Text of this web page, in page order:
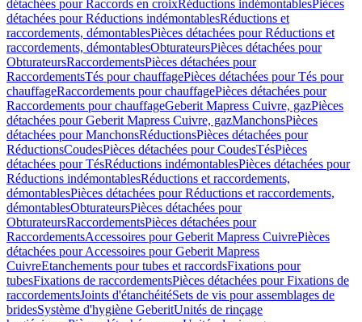
détachées pour Raccords en croixRéductions indémontablesPièces
détachées pour Réductions indémontablesRéductions et
raccordements, démontablesPièces détachées pour Réductions et
raccordements, démontablesObturateursPièces détachées pour
ObturateursRaccordementsPièces détachées pour
RaccordementsTés pour chauffagePièces détachées pour Tés pour
chauffageRaccordements pour chauffagePièces détachées pour
Raccordements pour chauffageGeberit Mapress Cuivre, gazPièces
détachées pour Geberit Mapress Cuivre, gazManchonsPièces
détachées pour ManchonsRéductionsPièces détachées pour
RéductionsCoudesPièces détachées pour CoudesTésPièces
détachées pour TésRéductions indémontablesPièces détachées pour
Réductions indémontablesRéductions et raccordements,
démontablesPièces détachées pour Réductions et raccordements,
démontablesObturateursPièces détachées pour
ObturateursRaccordementsPièces détachées pour
RaccordementsAccessoires pour Geberit Mapress CuivrePièces
détachées pour Accessoires pour Geberit Mapress
CuivreEtanchements pour tubes et raccordsFixations pour
tubesFixations de raccordementsPièces détachées pour Fixations de
raccordementsJoints d'étanchéitéSets de vis pour assemblages de
bridesSystème d'hygiène GeberitUnités de rinçage